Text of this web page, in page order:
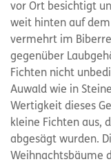
vor Ort besichtigt
weit hinten auf dem
vermehrt im
gegenüber
Fichten nicht
Auwald wie in
Wertigkeit dieses
kleine Fichten aus,
abgesägt wurden.
Weihnachtsbäume